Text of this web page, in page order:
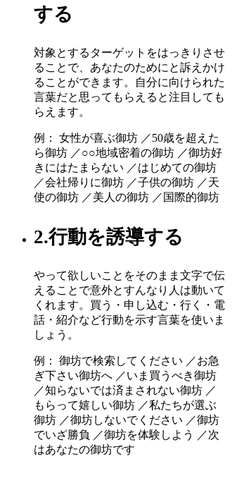
する
対象とするターゲットをはっきりさせ
ることで、あなたのためにと訴えかけ
ることができます。自分に向けられた
言葉だと思ってもらえると注目しても
らえます。
例： 女性が喜ぶ御坊 ／50歳を超えた
ら御坊 ／○○地域密着の御坊 ／御坊好
きにはたまらない ／はじめての御坊
／会社帰りに御坊 ／子供の御坊 ／天
使の御坊 ／美人の御坊 ／国際的御坊
2.行動を誘導する
やって欲しいことをそのまま文字で伝
えることで意外とすんなり人は動いて
くれます。買う・申し込む・行く・電
話・紹介など行動を示す言葉を使いま
しょう。
例： 御坊で検索してください ／お急
ぎ下さい御坊へ ／いま買うべき御坊
／知らないでは済まされない御坊 ／
もらって嬉しい御坊 ／私たちが選ぶ
御坊 ／御坊しないでください ／御坊
でいざ勝負 ／御坊を体験しよう ／次
はあなたの御坊です